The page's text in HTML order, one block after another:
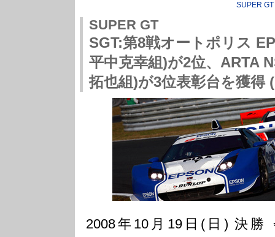
SUPER GT
SUPER GT
SGT:第8戦オートポリス
平中克幸組)が2位、ARTA
拓也組)が3位表彰台を獲得
2008年10月19日(日) 決